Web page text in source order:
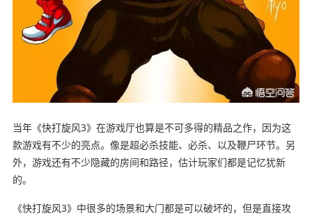
当年《快打旋风3》在游戏厅也算是不可多得的精品之作，因为这
款游戏有不少的亮点。像是超必杀技能、必杀、以及鞭尸环节。另
外，游戏还有不少隐藏的房间和路径，估计玩家们都是记忆犹新
的。
《快打旋风3》中很多的场景和大门都是可以破坏的，但是直接攻